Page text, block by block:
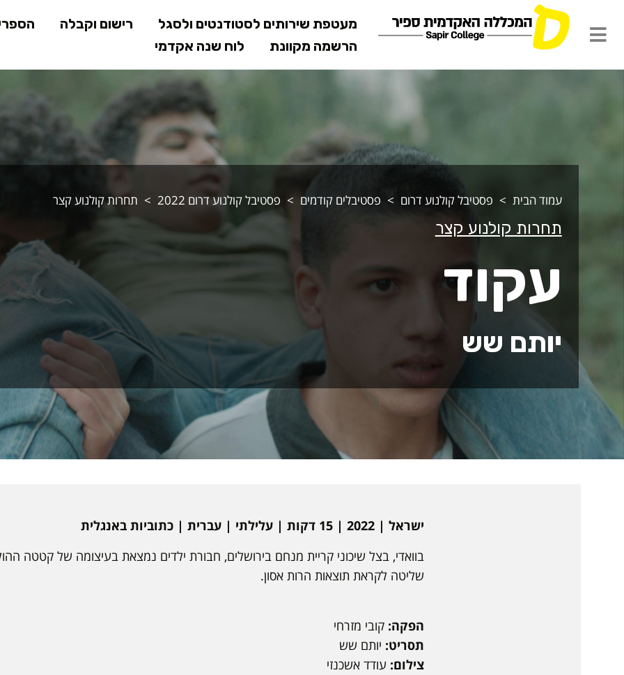
לתוכן
המרכזי
מעטפת שירותים לסטודנטים ולסגל רישום וקבלה
הרשמה מקוונת
לוח שנה אקדמי
עקוד
עמוד הבית פסטיבל קולנוע דרום פסטיבלים קודמים פסטיבל קולנוע דרום 2022 תחרות קולנוע קצר
תחרות קולנוע קצר
עקוד
יותם שש
ישראל | 2022 | 15 דקות | עלילתי | עברית | כתוביות באנגלית
בוואדי, בצל שיכוני קריית מנחם בירושלים, חבורת ילדים נמצאת בעיצומה של קטטה
שליטה לקראת תוצאות הרות אסון.
הפקה: קובי מזרחי
תסריט: יותם שש
צילום: עודד אשכנזי